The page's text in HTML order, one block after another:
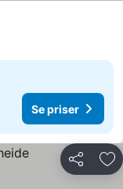
Se priser
Del